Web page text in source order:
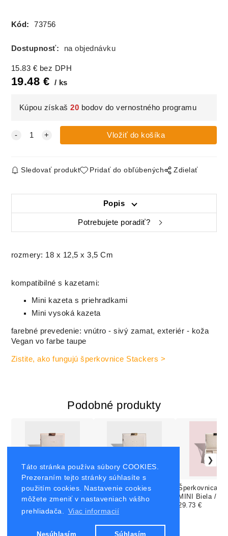
Táto stránka používa súbory COOKIES.
Prezeraním tejto stránky súhlasíte s
použitím cookies. Nastavenie cookies
môžete zmeniť v nastaveniach vášho
prehliadača.
Viac informacií
Nesúhlasím Súhlasím
Kód: 73756
Dostupnosť: na objednávku
15.83 € bez DPH
19.48 € ks
Kúpou získaš20 bodov do vernostného programu
Sledovať produkt Pridať do obľúbených Zdielať
Popis
Potrebujete poradiť?
rozmery: 18 x 12,5 x 3,5 Cm
kompatibilné s kazetami:
Mini kazeta s priehradkami
Mini vysoká kazeta
farebné prevedenie: vnútro - sivý zamat, exteriér - koža
Vegan vo farbe taupe
Zistite, ako fungujú šperkovnice Stackers >
Podobné produkty
Šperkovnica Stackers
MINI Blush Pink /
box
Šperkovnica Stackers
MINI Taupe / vrchný
Šperkovnica
MINI Biela /
uzatvárateľný
29.73 €